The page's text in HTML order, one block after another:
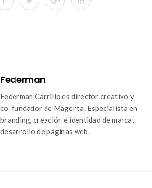
Federman
Federman Carrillo es director creativo y
co-fundador de Magenta. Especialista en
branding, creación e identidad de marca,
desarrollo de páginas web.